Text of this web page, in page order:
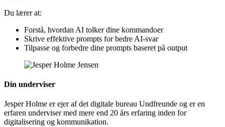
Du lærer at:
Forstå, hvordan AI tolker dine kommandoer
Skrive effektive prompts for bedre AI-svar
Tilpasse og forbedre dine prompts baseret på output
Din underviser
Jesper Holme er ejer af det digitale bureau Undfreunde og er en
erfaren underviser med mere end 20 års erfaring inden for
digitalisering og kommunikation.